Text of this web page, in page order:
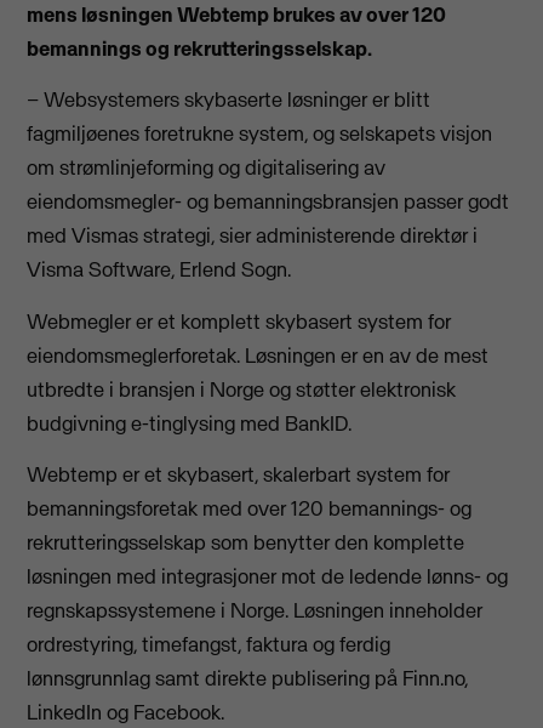
mens løsningen Webtemp brukes av over 120
bemannings og rekrutteringsselskap.
– Websystemers skybaserte løsninger er blitt
fagmiljøenes foretrukne system, og selskapets visjon
om strømlinjeforming og digitalisering av
eiendomsmegler- og bemanningsbransjen passer godt
med Vismas strategi, sier administerende direktør i
Visma Software, Erlend Sogn.
Webmegler er et komplett skybasert system for
eiendomsmeglerforetak. Løsningen er en av de mest
utbredte i bransjen i Norge og støtter elektronisk
budgivning e-tinglysing med BankID.
Webtemp er et skybasert, skalerbart system for
bemanningsforetak med over 120 bemannings- og
rekrutteringsselskap som benytter den komplette
løsningen med integrasjoner mot de ledende lønns- og
regnskapssystemene i Norge. Løsningen inneholder
ordrestyring, timefangst, faktura og ferdig
lønnsgrunnlag samt direkte publisering på Finn.no,
LinkedIn og Facebook.